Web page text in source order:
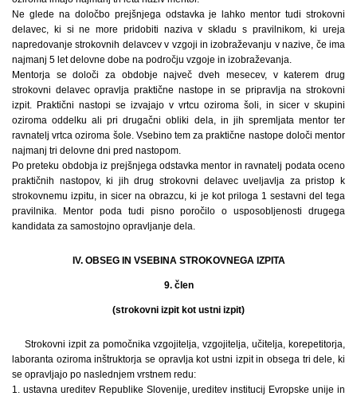
Ne glede na določbo prejšnjega odstavka je lahko mentor tudi strokovni
delavec, ki si ne more pridobiti naziva v skladu s pravilnikom, ki ureja
napredovanje strokovnih delavcev v vzgoji in izobraževanju v nazive, če ima
najmanj 5 let delovne dobe na področju vzgoje in izobraževanja.
Mentorja se določi za obdobje največ dveh mesecev, v katerem drug
strokovni delavec opravlja praktične nastope in se pripravlja na strokovni
izpit. Praktični nastopi se izvajajo v vrtcu oziroma šoli, in sicer v skupini
oziroma oddelku ali pri drugačni obliki dela, in jih spremljata mentor ter
ravnatelj vrtca oziroma šole. Vsebino tem za praktične nastope določi mentor
najmanj tri delovne dni pred nastopom.
Po preteku obdobja iz prejšnjega odstavka mentor in ravnatelj podata oceno
praktičnih nastopov, ki jih drug strokovni delavec uveljavlja za pristop k
strokovnemu izpitu, in sicer na obrazcu, ki je kot priloga 1 sestavni del tega
pravilnika. Mentor poda tudi pisno poročilo o usposobljenosti drugega
kandidata za samostojno opravljanje dela.
IV. OBSEG IN VSEBINA STROKOVNEGA IZPITA
9. člen
(strokovni izpit kot ustni izpit)
Strokovni izpit za pomočnika vzgojitelja, vzgojitelja, učitelja, korepetitorja,
laboranta oziroma inštruktorja se opravlja kot ustni izpit in obsega tri dele, ki
se opravljajo po naslednjem vrstnem redu:
1. ustavna ureditev Republike Slovenije, ureditev institucij Evropske unije in